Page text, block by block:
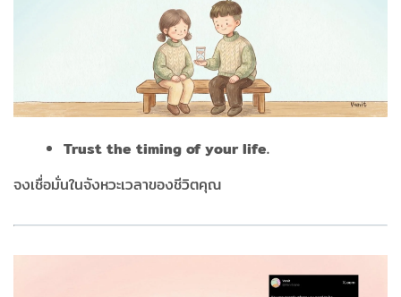
Trust the timing of your life.
จงเชื่อมั่นในจังหวะเวลาของชีวิตคุณ